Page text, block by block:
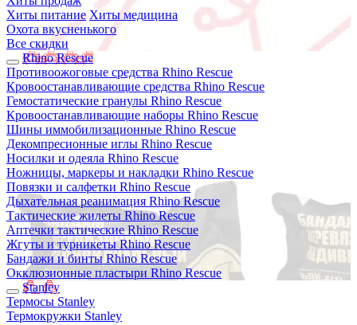
Хиты питание Хиты медицина
Охота вкусненького
Все скидки
Rhino Rescue
Противоожоговые средства Rhino Rescue
Кровоостанавливающие средства Rhino Rescue
Гемостатические гранулы Rhino Rescue
Кровоостанавливающие наборы Rhino Rescue
Шины иммобилизационные Rhino Rescue
Декомпресионные иглы Rhino Rescue
Носилки и одеяла Rhino Rescue
Ножницы, маркеры и накладки Rhino Rescue
Повязки и салфетки Rhino Rescue
Дыхательная реанимация Rhino Rescue
Тактические жилеты Rhino Rescue
Аптечки тактические Rhino Rescue
Жгуты и турникеты Rhino Rescue
Бандажи и бинты Rhino Rescue
Окклюзионные пластыри Rhino Rescue
Stanley
Термосы Stanley
Термокружки Stanley